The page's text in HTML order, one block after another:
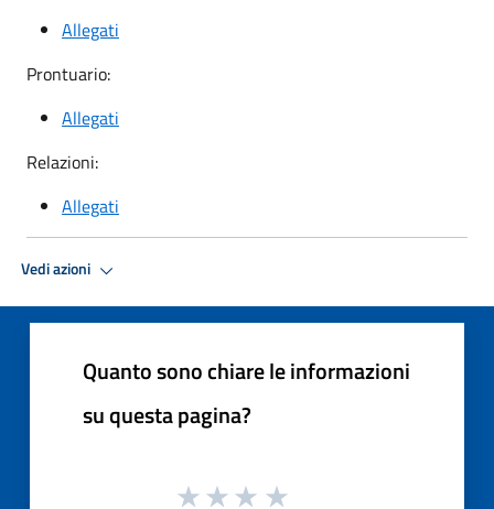
Allegati
Prontuario:
Allegati
Relazioni:
Allegati
Vedi azioni
Quanto sono chiare le informazioni
su questa pagina?